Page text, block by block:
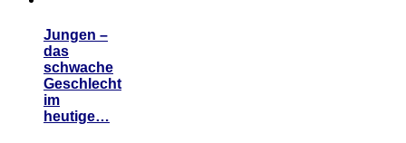
Jungen –
das
schwache
Geschlecht
im
heutige…